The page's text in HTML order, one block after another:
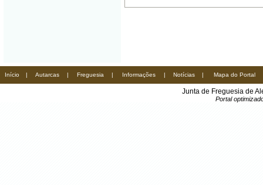
Início | Autarcas | Freguesia | Informações | Notícias | Mapa do Portal
Junta de Freguesia de
Portal